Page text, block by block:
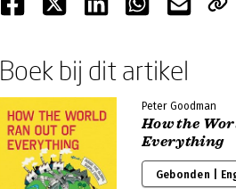
Boek bij dit artikel
Peter Goodman
How the
Everything
Gebonden |